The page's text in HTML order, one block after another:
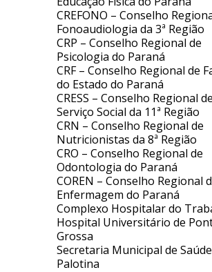
CREFONO – Conselho
Fonoaudiologia da 3ª Região
CRP – Conselho Regional de
Psicologia do Paraná
CRF – Conselho Regional de
do Estado do Paraná
CRESS – Conselho Regional de
Serviço Social da 11ª Região
CRN – Conselho Regional de
Nutricionistas da 8ª Região
CRO – Conselho Regional de
Odontologia do Paraná
COREN – Conselho Regional
Enfermagem do Paraná
Complexo Hospitalar do
Hospital Universitário de
Grossa
Secretaria Municipal de
Palotina